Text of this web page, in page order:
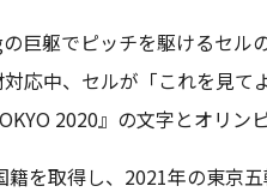
巨躯でピッチを駆けるセル
応中、セルが「これを見
2020』の文字とオリン
籍を取得し、2021年の東京